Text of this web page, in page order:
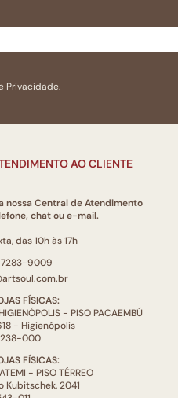
Privacidade.
AO CLIENTE
nossa Central de Atendimento
chat ou e-mail.
das 10h às 17h
9009
FÍSICAS:
- PISO PACAEMBÚ
- Higienópolis
000
FÍSICAS:
- PISO TÉRREO
Kubitschek, 2041